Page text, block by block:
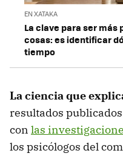
EN XATAKA
La clave para ser
cosas: es identificar
tiempo
La ciencia que
resultados
con las
los psicólogos del